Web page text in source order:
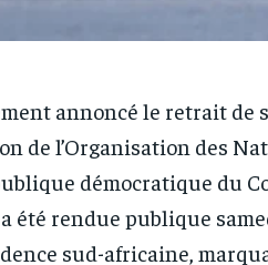
annoncé le retrait de
de l’Organisation des
démocratique du
été rendue publique
sud-africaine,